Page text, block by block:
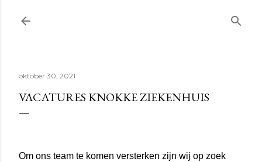
oktober 30, 2021
VACATURES KNOKKE ZIEKENHUIS
Om ons team te komen versterken zijn wij op zoek